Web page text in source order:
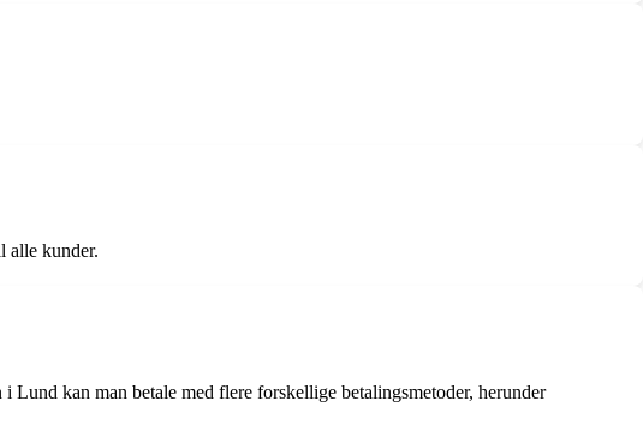
alle kunder.
Lund kan man betale med flere forskellige betalingsmetoder, herunder